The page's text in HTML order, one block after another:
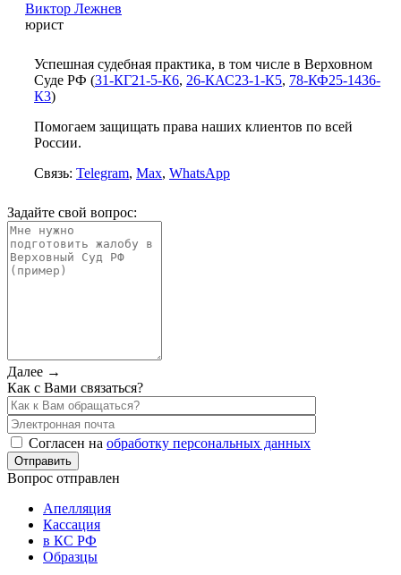
Виктор Лежнев
юрист
Успешная судебная практика, в том числе в Верховном
Суде РФ (31-КГ21-5-К6, 26-КАС23-1-К5, 78-КФ25-1436-
К3)
Помогаем защищать права наших клиентов по всей
России.
Связь: Telegram, Max, WhatsApp
Задайте свой вопрос:
Далее →
Как с Вами связаться?
Согласен на обработку персональных данных
Вопрос отправлен
Апелляция
Кассация
в КС РФ
Образцы